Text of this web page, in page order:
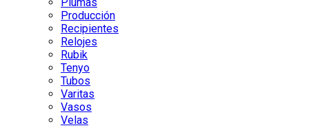
Producción
Recipientes
Relojes
Rubik
Tenyo
Tubos
Varitas
Vasos
Velas